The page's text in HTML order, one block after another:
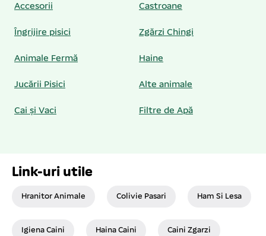
Accesorii Castroane
Îngrijire pisici Zgărzi Chingi
Animale Fermă Haine
Jucării Pisici Alte animale
Cai și Vaci Filtre de Apă
Link-uri utile
Hranitor Animale Colivie Pasari Ham Si Lesa
Igiena Caini Haina Caini Caini Zgarzi